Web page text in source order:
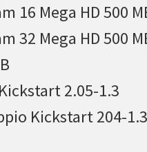
16 Mega HD 500
32 Mega HD 500
2.05-1.3
Kickstart 204-